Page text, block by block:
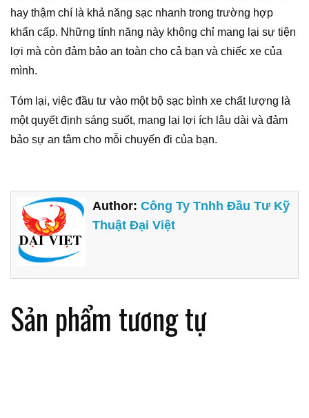
hay thậm chí là khả năng sạc nhanh trong trường hợp
khẩn cấp. Những tính năng này không chỉ mang lại sự tiện
lợi mà còn đảm bảo an toàn cho cả bạn và chiếc xe của
mình.
Tóm lại, việc đầu tư vào một bộ sạc bình xe chất lượng là
một quyết định sáng suốt, mang lại lợi ích lâu dài và đảm
bảo sự an tâm cho mỗi chuyến đi của bạn.
Author:Công Ty Tnhh Đầu Tư Kỹ
Thuật Đại Việt
Sản phẩm tương tự